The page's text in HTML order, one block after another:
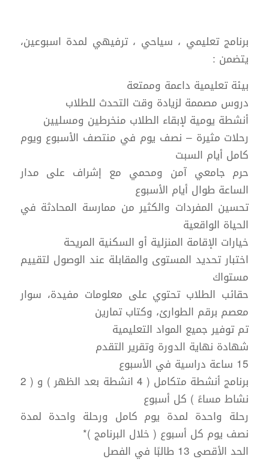
برنامج تعليمي ، سياحي ، ترفيهي لمدة اسبوعين،
يتضمن :
بيئة تعليمية داعمة وممتعة
دروس مصممة لزيادة وقت التحدث للطلاب
أنشطة يومية لإبقاء الطلاب منخرطين ومسليين
رحلات مثيرة – نصف يوم في منتصف الأسبوع ويوم
كامل أيام السبت
حرم جامعي آمن ومحمي مع إشراف على مدار
الساعة طوال أيام الأسبوع
تحسين المفردات والكثير من ممارسة المحادثة في
الحياة الواقعية
خيارات الإقامة المنزلية أو السكنية المريحة
اختبار تحديد المستوى والمقابلة عند الوصول لتقييم
مستواك
حقائب الطلاب تحتوي على معلومات مفيدة، سوار
معصم برقم الطوارئ، وكتاب تمارين
تم توفير جميع المواد التعليمية
شهادة نهاية الدورة وتقرير التقدم
15 ساعة دراسية في الأسبوع
برنامج أنشطة متكامل ( 4 انشطة بعد الظهر ) و ( 2
نشاط مساءً ) كل أسبوع
رحلة واحدة لمدة يوم كامل ورحلة واحدة لمدة
نصف يوم كل أسبوع ( خلال البرنامج )*
الحد الأقصى 13 طالبًا في الفصل